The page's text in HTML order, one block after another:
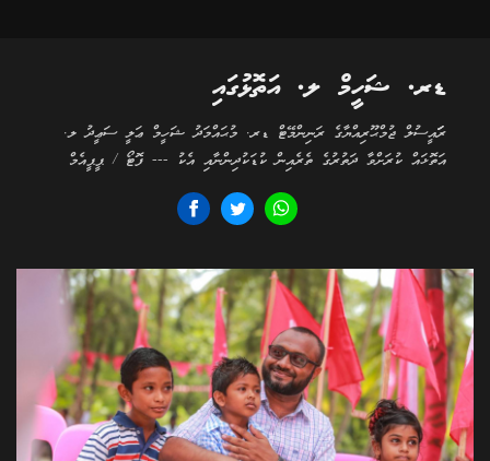
ޑރ. ޝަހީމް ލ. އަތޮޅުގައި
ރަަައީސުލް ޖުމްޙޫރިއްޔާގެ ރަނިންމޭޓް ޑރ. މުޙައްމަދު ޝަހީމް ޢަލީ ސަޢީދު ލ.
އަތޮޅައް ކުރަށްވާ ދަތުރުގެ ތެރެއިން ކުޑަކުދިންނާއި އެކު --- ފޮޓޯ / ޕީޕީއެމް